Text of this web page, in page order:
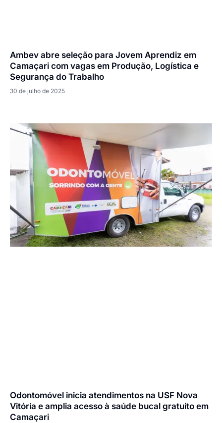
Ambev abre seleção para Jovem Aprendiz em
Camaçari com vagas em Produção, Logística e
Segurança do Trabalho
30 de julho de 2025
Odontomóvel inicia atendimentos na USF Nova
Vitória e amplia acesso à saúde bucal gratuito em
Camaçari